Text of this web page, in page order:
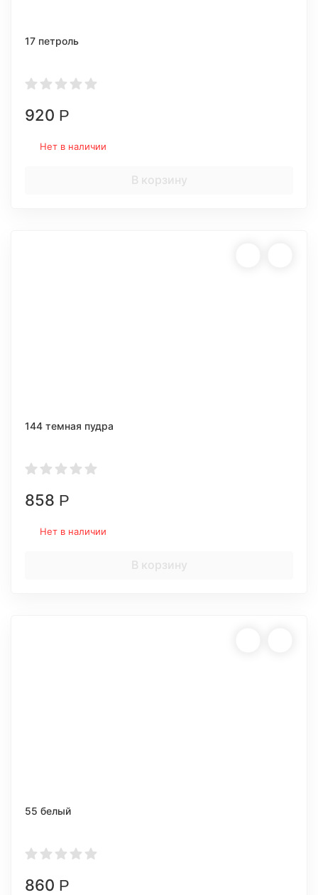
17 петроль
920 Р
Нет в наличии
В корзину
144 темная пудра
858 Р
Нет в наличии
В корзину
55 белый
860 Р